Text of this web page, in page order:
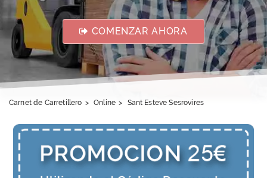
COMENZAR AHORA
Carnet de Carretillero > Online > Sant Esteve Sesrovires